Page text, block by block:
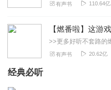
有声书 110.64亿
有声书 20.62亿
经典必听